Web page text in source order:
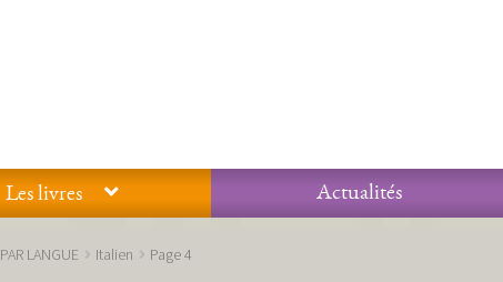
Les livres
Actualités
PAR LANGUE Italien Page 4